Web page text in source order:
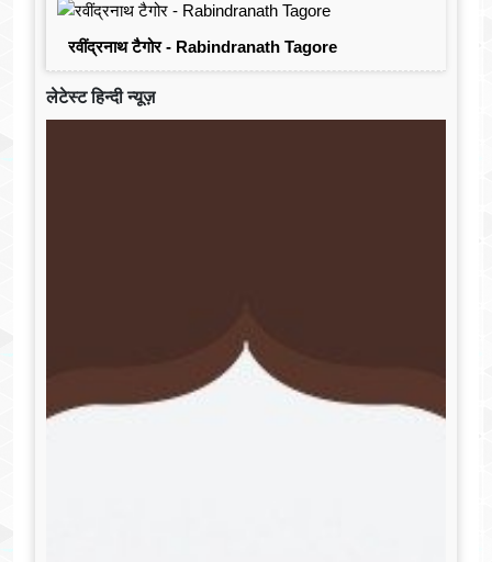
रवींद्रनाथ टैगोर - Rabindranath Tagore
लेटेस्ट हिन्दी न्यूज़